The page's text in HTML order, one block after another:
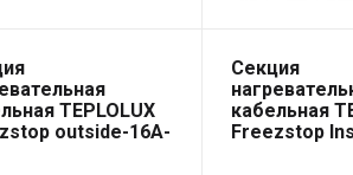
TEPLOLUX
outside-16A-
Секция
кабельная
Freezstop